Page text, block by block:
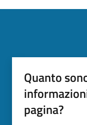
Quanto
pagina?